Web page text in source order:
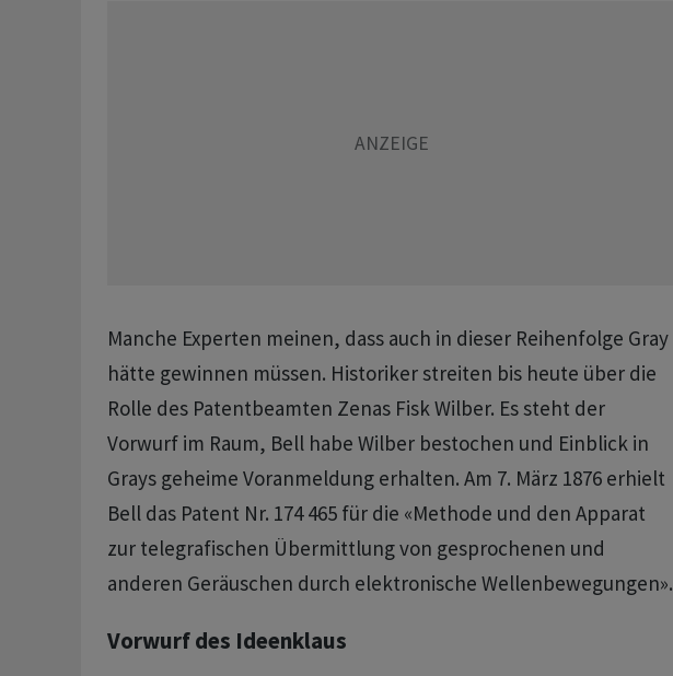
Manche Experten meinen, dass auch in dieser Reihenfolge Gray
hätte gewinnen müssen. Historiker streiten bis heute über die
Rolle des Patentbeamten Zenas Fisk Wilber. Es steht der
Vorwurf im Raum, Bell habe Wilber bestochen und Einblick in
Grays geheime Voranmeldung erhalten. Am 7. März 1876 erhielt
Bell das Patent Nr. 174 465 für die «Methode und den Apparat
zur telegrafischen Übermittlung von gesprochenen und
anderen Geräuschen durch elektronische Wellenbewegungen».
Vorwurf des Ideenklaus